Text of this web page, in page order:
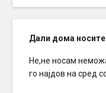
Дали дома
Не,не носам
го најдов на сред